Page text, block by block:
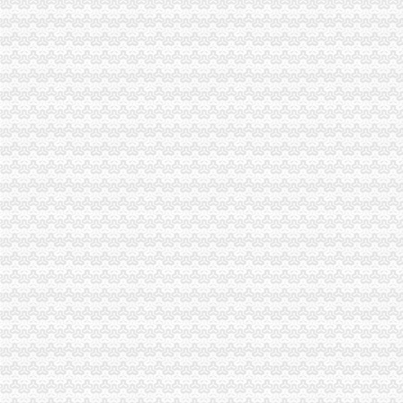
青海日报社数字报刊平台
上海加洲电器有限公司_全球企业库
金融屠宰场华丽转身--厘洲（上海）投资管理有限公司的投资陷阱_天涯
深圳市德厂家_深圳市德厂家/公司-阿里巴巴公司页
舞弊审计案例-MBA智库文档
花卉园分公司注销
深圳市靓花园花卉种子公司-大连分公司
新天业北京德恒律师事务所关于公司次公开发行股票并上市的补充
雷政富不雅事件全纪录__万家热线-安徽门户网站
花园置业有限公司苗木花卉分公司
棕榈园林：2016年面向合格投资者公开发行公司--新闻频道-大智慧
回兴分公司注销
武汉兴得科技有限公司分公司_工商信息_电话_地址_信用信息_财务信
重庆长安贸易有限公司回兴分公司-主页
回兴台商工业园区金锦路31号怎么去,荣和庆铃汽车销售服务有限公司
[公告]15兴发：湖北兴发化工集团股份有限公司关于“15兴发”公
重庆渝志城建材有限公司回兴第一分公司-主页
渝北区分公司注销流程
新中天：公开转让说明书_手机东方财富网
华邦颖泰：2015年公开发行公司券募集说明书-券频道-金融界
华邦颖泰：2014年公司券（第二期）信用评级分析报告_华邦制（